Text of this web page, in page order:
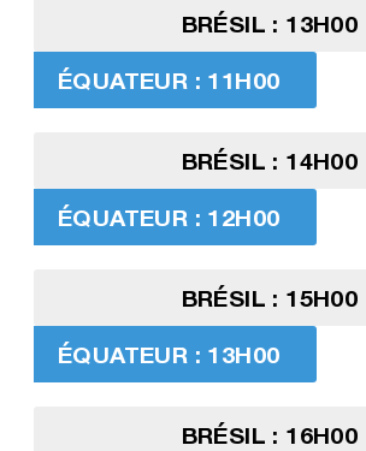
BRÉSIL : 13H00
ÉQUATEUR : 11H00
BRÉSIL : 14H00
ÉQUATEUR : 12H00
BRÉSIL : 15H00
ÉQUATEUR : 13H00
BRÉSIL : 16H00